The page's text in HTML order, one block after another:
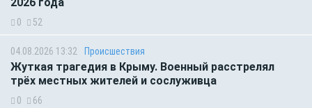
2026 года
0 52
04.08.2026 13:32 Происшествия
Жуткая трагедия в Крыму. Военный расстрелял
трёх местных жителей и сослуживца
0 66